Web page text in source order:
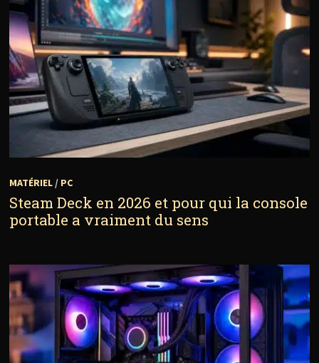
MATÉRIEL/ PC
Steam Deck en 2026 et pour qui la console
portable a vraiment du sens